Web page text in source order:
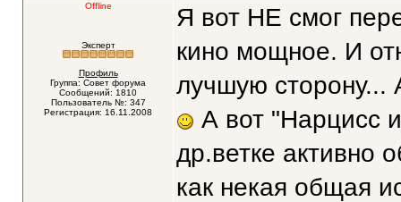
Offline
Эксперт
Профиль
Группа: Совет форума
Сообщений: 1810
Пользователь №: 347
Регистрация: 16.11.2008
Я вот НЕ смог
кино мощное. И
лучшую сторону...
А вот "Нарцисс
др.ветке активно
как некая общая